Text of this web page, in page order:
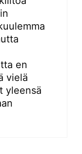
en
vielä
yleensä